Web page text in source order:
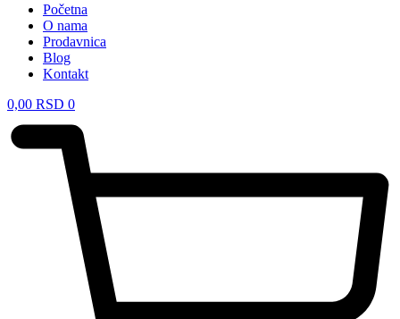
Početna
O nama
Prodavnica
Blog
Kontakt
0,00 RSD 0